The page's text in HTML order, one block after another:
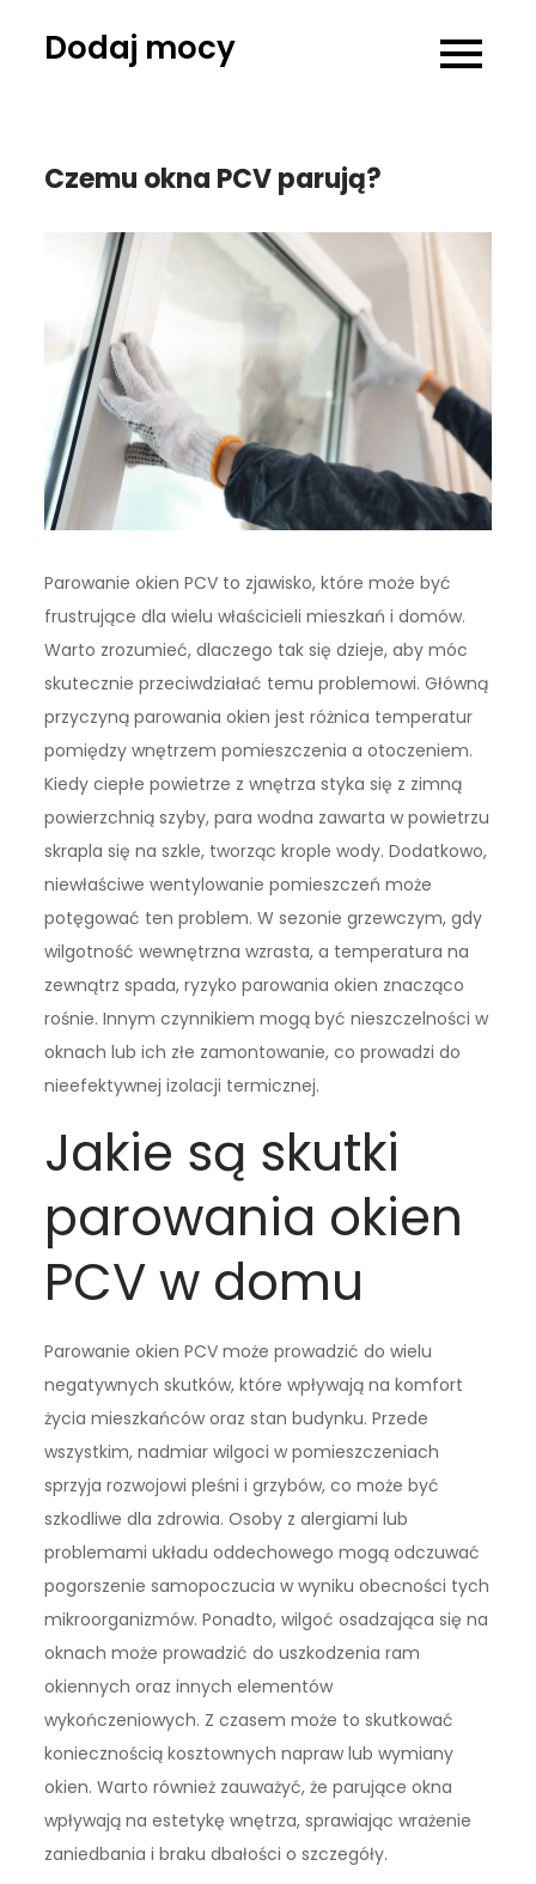
Dodaj mocy
Czemu okna PCV parują?
Parowanie okien PCV to zjawisko, które może być
frustrujące dla wielu właścicieli mieszkań i domów.
Warto zrozumieć, dlaczego tak się dzieje, aby móc
skutecznie przeciwdziałać temu problemowi. Główną
przyczyną parowania okien jest różnica temperatur
pomiędzy wnętrzem pomieszczenia a otoczeniem.
Kiedy ciepłe powietrze z wnętrza styka się z zimną
powierzchnią szyby, para wodna zawarta w powietrzu
skrapla się na szkle, tworząc krople wody. Dodatkowo,
niewłaściwe wentylowanie pomieszczeń może
potęgować ten problem. W sezonie grzewczym, gdy
wilgotność wewnętrzna wzrasta, a temperatura na
zewnątrz spada, ryzyko parowania okien znacząco
rośnie. Innym czynnikiem mogą być nieszczelności w
oknach lub ich złe zamontowanie, co prowadzi do
nieefektywnej izolacji termicznej.
Jakie są skutki
parowania okien
PCV w domu
Parowanie okien PCV może prowadzić do wielu
negatywnych skutków, które wpływają na komfort
życia mieszkańców oraz stan budynku. Przede
wszystkim, nadmiar wilgoci w pomieszczeniach
sprzyja rozwojowi pleśni i grzybów, co może być
szkodliwe dla zdrowia. Osoby z alergiami lub
problemami układu oddechowego mogą odczuwać
pogorszenie samopoczucia w wyniku obecności tych
mikroorganizmów. Ponadto, wilgoć osadzająca się na
oknach może prowadzić do uszkodzenia ram
okiennych oraz innych elementów
wykończeniowych. Z czasem może to skutkować
koniecznością kosztownych napraw lub wymiany
okien. Warto również zauważyć, że parujące okna
wpływają na estetykę wnętrza, sprawiając wrażenie
zaniedbania i braku dbałości o szczegóły.